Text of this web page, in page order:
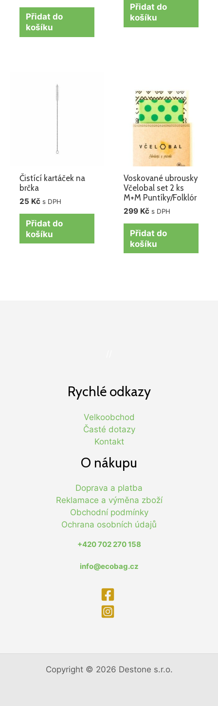
Přidat do
košíku
Přidat do
košíku
Čistící kartáček na
brčka
25 Kč s DPH
Přidat do
košíku
Voskované ubrousky
Včelobal set 2 ks
M+M Puntíky/Folklór
299 Kč s DPH
Přidat do
košíku
Rychlé odkazy
Velkoobchod
Časté dotazy
Kontakt
O nákupu
Doprava a platba
Reklamace a výměna zboží
Obchodní podmínky
Ochrana osobních údajů
+420 702 270 158
info@ecobag.cz
Copyright © 2026 Destone s.r.o.